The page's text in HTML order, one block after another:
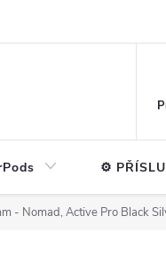
⚙️
- Nomad, Active Pro Black